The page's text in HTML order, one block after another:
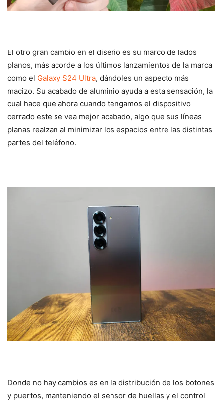
El otro gran cambio en el diseño es su marco de lados
planos, más acorde a los últimos lanzamientos de la marca
como el Galaxy S24 Ultra, dándoles un aspecto más
macizo. Su acabado de aluminio ayuda a esta sensación, la
cual hace que ahora cuando tengamos el dispositivo
cerrado este se vea mejor acabado, algo que sus líneas
planas realzan al minimizar los espacios entre las distintas
partes del teléfono.
Donde no hay cambios es en la distribución de los botones
y puertos, manteniendo el sensor de huellas y el control